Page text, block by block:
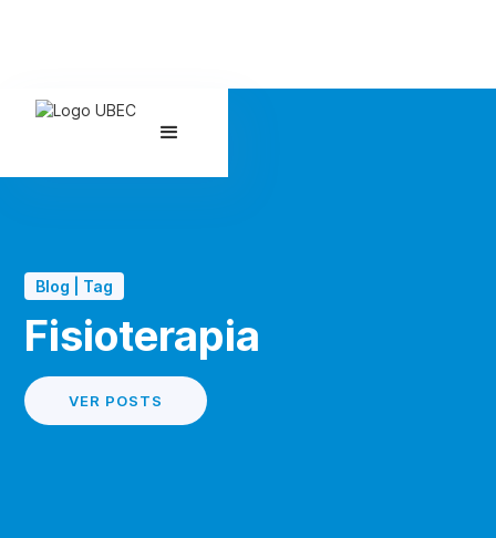
Blog | Tag
Fisioterapia
VER POSTS